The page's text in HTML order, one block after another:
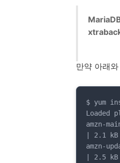
만약 아래
$ yum
Loaded
amzn-
| 2.1 kB
amzn-
| 2.5 kB